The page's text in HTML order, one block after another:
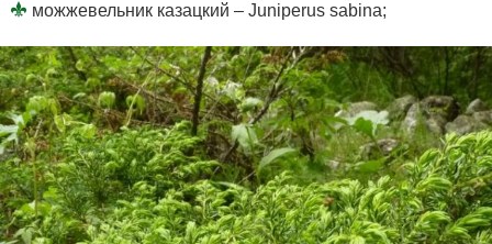
можжевельник казацкий – Juniperus sabina;